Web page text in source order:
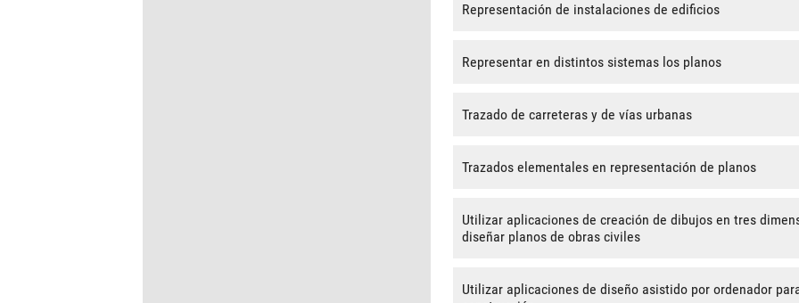
Representación de instalaciones de edificios
Representar en distintos sistemas los planos
Trazado de carreteras y de vías urbanas
Trazados elementales en representación de planos
Utilizar aplicaciones de creación de dibujos en tres
diseñar planos de obras civiles
Utilizar aplicaciones de diseño asistido por ordenador